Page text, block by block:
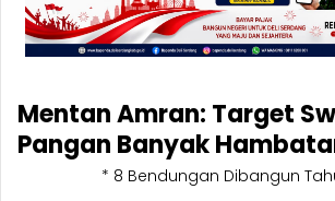
Mentan Amran: Target
Pangan Banyak
* 8 Bendungan Dibangun